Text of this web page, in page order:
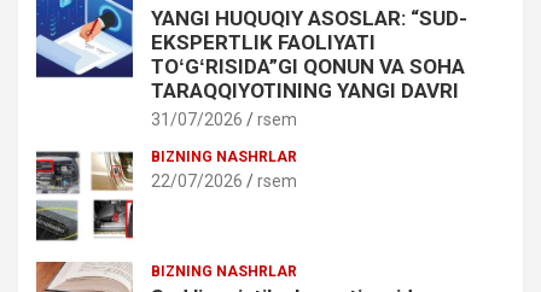
YANGI HUQUQIY ASOSLAR: “SUD-
EKSPERTLIK FAOLIYATI
TOʻGʻRISIDA”GI QONUN VA SOHA
TARAQQIYOTINING YANGI DAVRI
31/07/2026 rsem
BIZNING NASHRLAR
22/07/2026 rsem
BIZNING NASHRLAR